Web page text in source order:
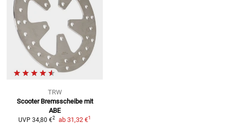
TRW
Scooter Bremsscheibe mit
ABE
UVP 34,80 €2 ab 31,32 €1